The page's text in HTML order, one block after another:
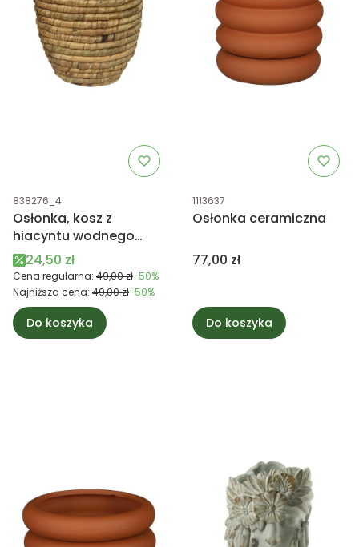
Kod produktu
838276_4
Osłonka, kosz z
hiacyntu wodnego
mała brązowa
Cena promocyjna
24,50 zł
Cena regularna: 49,00 zł-50%
Najniższa cena: 49,00 zł-50%
Do koszyka
Kod produktu
1113637
Osłonka ceramiczna
Cena
77,00 zł
Do koszyka